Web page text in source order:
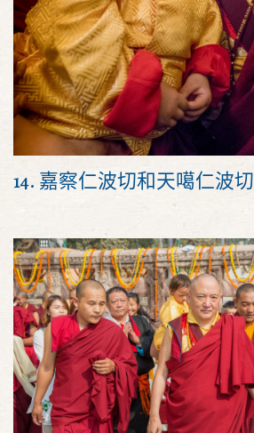
14. 嘉察仁波切和天噶仁波切